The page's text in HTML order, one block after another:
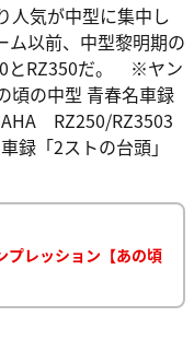
人気が中型に集中し
ム以前、中型黎明期の
とRZ350だ。 ※ヤン
頃の中型 青春名車録
RZ250/RZ3503
録「2ストの台頭」
プレッション【あの頃